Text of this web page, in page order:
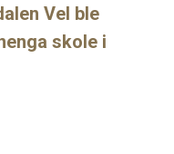
Vel ble
skole i